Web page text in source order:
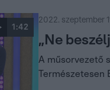
1:42
2022. szeptember
„Ne
A műsorvezető